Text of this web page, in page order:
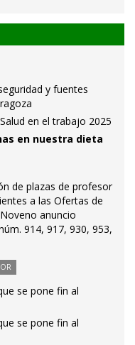
y fuentes
en el trabajo 2025
en nuestra dieta
de plazas de profesor
a las Ofertas de
anuncio
914, 917, 930, 953,
se pone fin al
se pone fin al